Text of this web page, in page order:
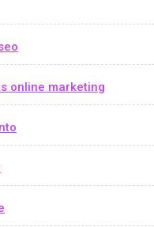
online marketing